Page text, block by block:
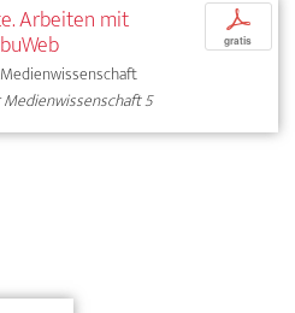
Arbeiten mit
5
p
gratis